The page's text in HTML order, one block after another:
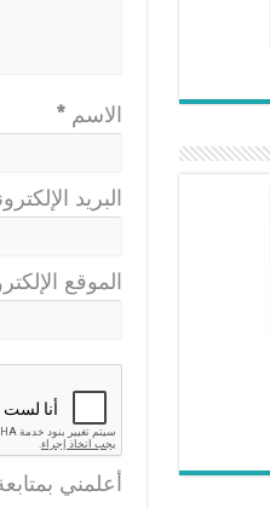
الاسم*
البريد
الموقع
أعلمني